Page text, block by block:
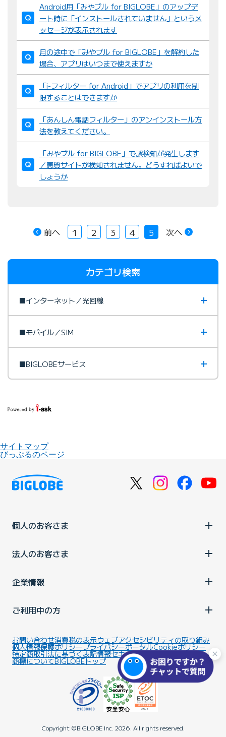
Android用「みやブル for BIGLOBE」のアップデ
ート時に「インストールされていません」というメ
ッセージが表示されます
月の途中で「みやブル for BIGLOBE」を解約した
場合、アプリはいつまで使えますか
「i-フィルター for Android」でアプリの利用を制
限することはできますか
「あんしん電話フィルター」のアンインストール方
法を教えてください。
「みやブル for BIGLOBE」で誤検知が発生します
／悪質サイトが検知されません。どうすればよいで
しょうか
前へ 1 2 3 4 5 次へ
カテゴリ検索
■インターネット／光回線
■モバイル／SIM
■BIGLOBEサービス
サイトマップ
びっぷるのページ
個人のお客さま
法人のお客さま
企業情報
ご利用中の方
お問い合わせ消費税の表示ウェブアクセシビリティの取り組み
個人情報保護ポリシープライバシーポータルCookieポリシー
特定商取引法に基づく表記情報セキュリティ基本方針
商標についてBIGLOBEトップ
Copyright ©BIGLOBE Inc. 2026. All rights reserved.